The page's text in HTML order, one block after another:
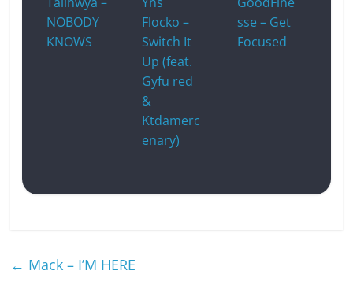
NOBODY
KNOWS
Flocko –
Switch It
Up (feat.
Gyfu red
&
Ktdamerc
enary)
sse – Get
Focused
← Mack – I’M HERE